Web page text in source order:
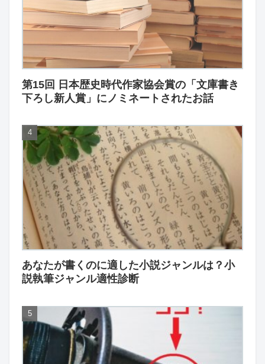
第15回 日本歴史時代作家協会賞の「文庫書き
下ろし新人賞」にノミネートされたお話
あなたが書くのに適した小説ジャンルは？小
説執筆ジャンル適性診断